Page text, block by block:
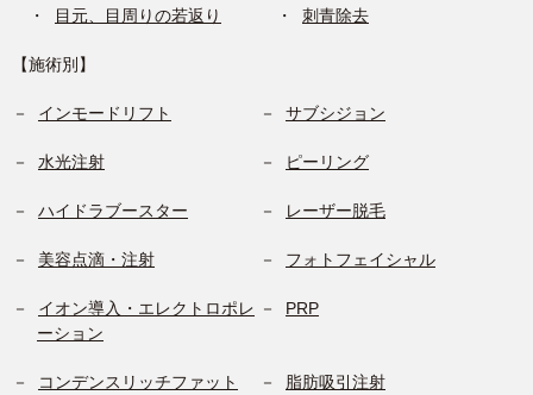
目元、目周りの若返り 刺青除去
【施術別】
インモードリフト サブシジョン
水光注射 ピーリング
ハイドラブースター レーザー脱毛
美容点滴・注射 フォトフェイシャル
イオン導入・エレクトロポレ
ーション
PRP
コンデンスリッチファット
脂肪吸引注射